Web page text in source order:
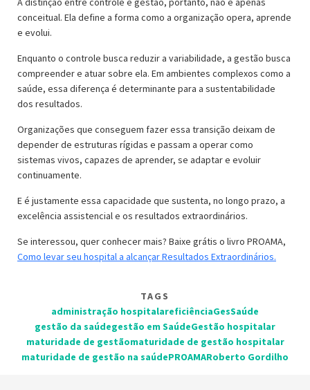
conceitual. Ela define a forma como a organização opera, aprende
e evolui.
Enquanto o controle busca reduzir a variabilidade, a gestão busca
compreender e atuar sobre ela. Em ambientes complexos como a
saúde, essa diferença é determinante para a sustentabilidade
dos resultados.
Organizações que conseguem fazer essa transição deixam de
depender de estruturas rígidas e passam a operar como
sistemas vivos, capazes de aprender, se adaptar e evoluir
continuamente.
E é justamente essa capacidade que sustenta, no longo prazo, a
excelência assistencial e os resultados extraordinários.
Se interessou, quer conhecer mais? Baixe grátis o livro PROAMA,
Como levar seu hospital a alcançar Resultados Extraordinários.
TAGS
administração hospitalareficiênciaGesSaúde
gestão da saúdegestão em SaúdeGestão hospitalar
maturidade de gestãomaturidade de gestão hospitalar
maturidade de gestão na saúdePROAMARoberto Gordilho